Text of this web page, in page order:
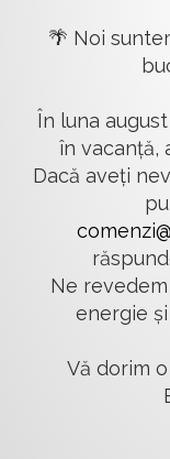
🌴 Noi
În luna
în vacanță,
Dacă aveți
Ne
energie
Vă dorim